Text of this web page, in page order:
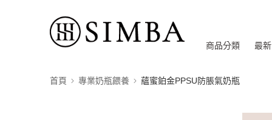
商品分類 最
首頁 專業奶瓶餵養 蘊蜜鉑金PPSU防脹氣奶瓶